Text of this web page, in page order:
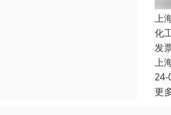
上
化
发
上
24-
更